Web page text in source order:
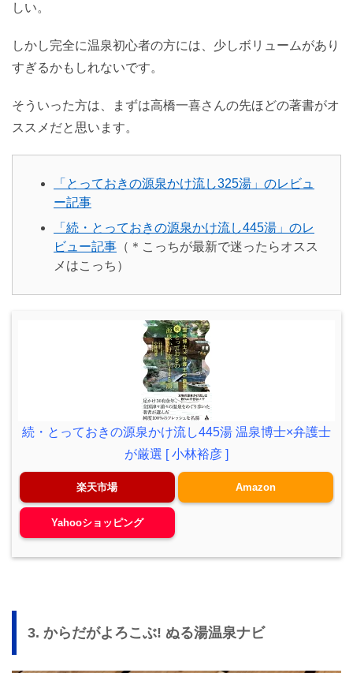
しい。
しかし完全に温泉初心者の方には、少しボリュームがあり
すぎるかもしれないです。
そういった方は、まずは高橋一喜さんの先ほどの著書がオ
ススメだと思います。
「とっておきの源泉かけ流し325湯」のレビュ
ー記事
「続・とっておきの源泉かけ流し445湯」のレ
ビュー記事 （＊こっちが最新で迷ったらオスス
メはこっち）
続・とっておきの源泉かけ流し445湯 温泉博士×弁護士
が厳選 [ 小林裕彦 ]
楽天市場 Amazon
Yahooショッピング
3. からだがよろこぶ! ぬる湯温泉ナビ